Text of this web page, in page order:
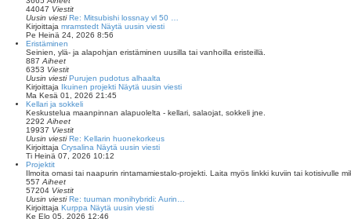
44047 Viestit
Uusin viesti Re: Mitsubishi lossnay vl 50 …
Kirjoittaja mramstedt Näytä uusin viesti
Pe Heinä 24, 2026 8:56
Eristäminen
Seinien, ylä- ja alapohjan eristäminen uusilla tai vanhoilla eristeillä.
887 Aiheet
6353 Viestit
Uusin viesti Purujen pudotus alhaalta
Kirjoittaja Ikuinen projekti Näytä uusin viesti
Ma Kesä 01, 2026 21:45
Kellari ja sokkeli
Keskustelua maanpinnan alapuolelta - kellari, salaojat, sokkeli jne.
2292 Aiheet
19937 Viestit
Uusin viesti Re: Kellarin huonekorkeus
Kirjoittaja Crysalina Näytä uusin viesti
Ti Heinä 07, 2026 10:12
Projektit
Ilmoita omasi tai naapurin rintamamiestalo-projekti. Laita myös linkki kuviin tai kotisivulle
557 Aiheet
57204 Viestit
Uusin viesti Re: tuuman monihybridi: Aurin…
Kirjoittaja Kurppa Näytä uusin viesti
Ke Elo 05, 2026 12:46